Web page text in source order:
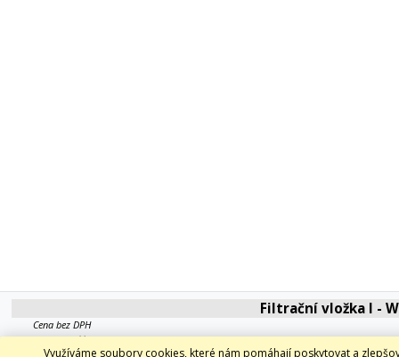
Filtrační vložka I -
Cena bez DPH
640 Kč
Využíváme soubory cookies, které nám pomáhají poskytovat a